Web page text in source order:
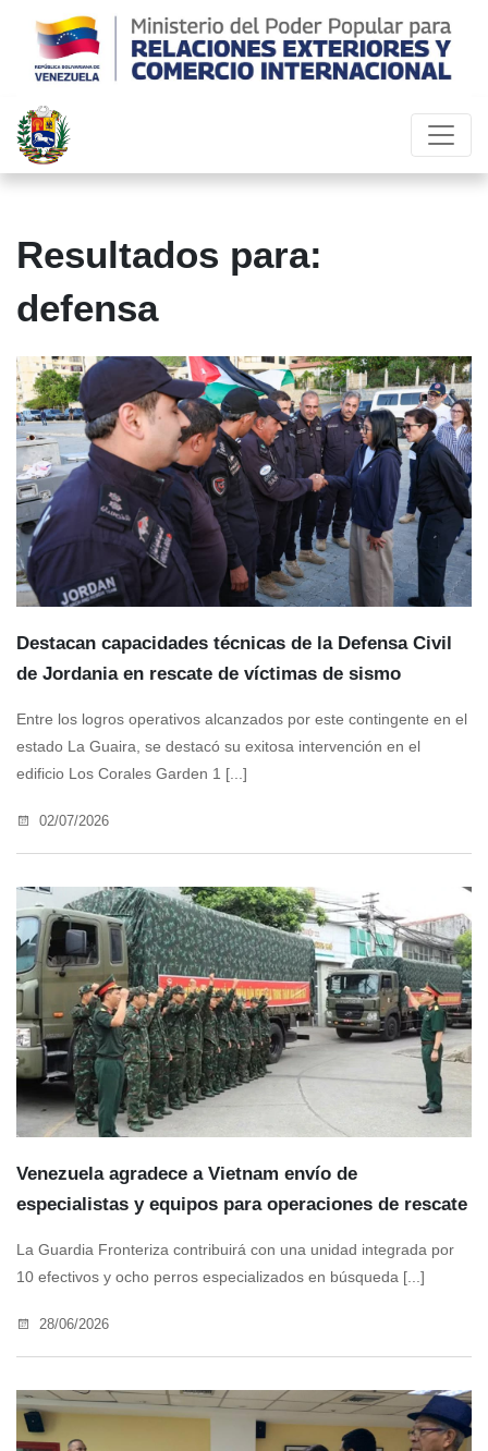
Resultados para:
defensa
Destacan capacidades técnicas de la Defensa Civil
de Jordania en rescate de víctimas de sismo
Entre los logros operativos alcanzados por este contingente en el
estado La Guaira, se destacó su exitosa intervención en el
edificio Los Corales Garden 1 [...]
02/07/2026
Venezuela agradece a Vietnam envío de
especialistas y equipos para operaciones de rescate
La Guardia Fronteriza contribuirá con una unidad integrada por
10 efectivos y ocho perros especializados en búsqueda [...]
28/06/2026